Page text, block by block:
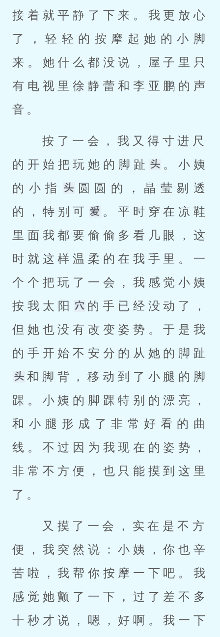
接着就平静了下来。我更放心
了，轻轻的按摩起她的小脚
来。她什么都没说，屋子里只
有电视里徐静蕾和李亚鹏的声
音。
的开始把玩她的脚趾
。小姨
的小指
圆圆的，晶莹剔透
的，特别可
。平时穿在凉鞋
里面我都要偷偷多看几眼，这
时就这样温柔的在我手里。一
个个把玩了一会，我感觉小姨
按我太阳
的手已经没动了，
但她也没有改变姿势。于是我
的手开始不安分的从她的脚趾
和脚背，移动到了小腿的脚
踝。小姨的脚踝特别的漂亮，
和小腿形成了非常好看的曲
线。不过因为我现在的姿势，
非常不方便，也只能摸到这里
了。
便，我突然说：小姨，你也辛
苦啦，我帮你按摩一下吧。我
感觉她颤了一下，过了差不多
十秒才说，嗯，好啊。我一下